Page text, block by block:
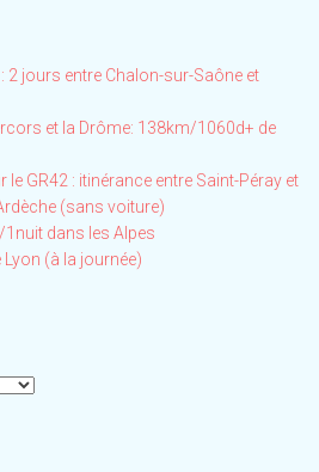
: 2 jours entre Chalon-sur-Saône et
et la Drôme: 138km/1060d+ de
GR42 : itinérance entre Saint-Péray et
(sans voiture)
1nuit dans les Alpes
(à la journée)